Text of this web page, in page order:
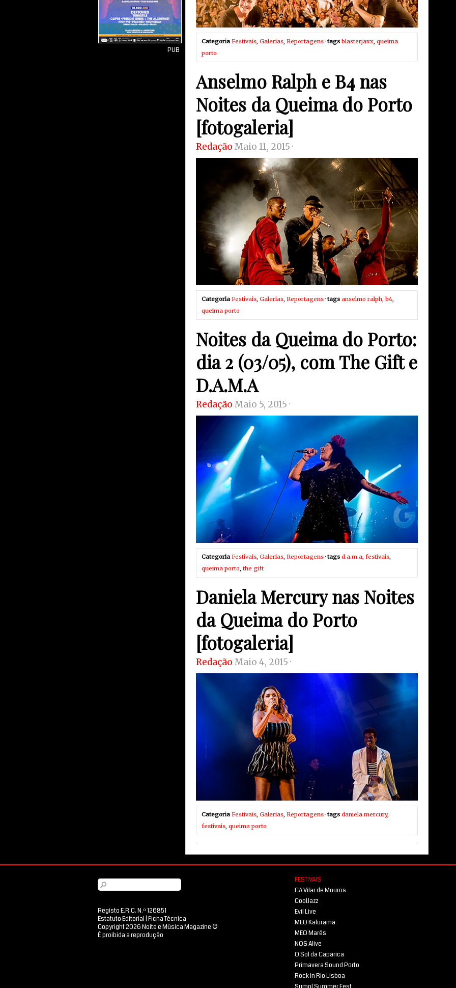
PUB
Categoria Festivais, Galerias, Reportagens· tags blasterjaxx, queima
porto
Anselmo Ralph e B4 nas
Noites da Queima do Porto
[fotogaleria]
Redação Maio 11, 2015 ·
Categoria Festivais, Galerias, Reportagens· tags anselmo ralph, b4,
queima porto
Noites da Queima do Porto:
dia 2 (03/05), com The Gift e
D.A.M.A
Redação Maio 5, 2015 ·
Categoria Festivais, Galerias, Reportagens· tags d.a.m.a, festivais,
queima porto, the gift
Daniela Mercury nas Noites
da Queima do Porto
[fotogaleria]
Redação Maio 4, 2015 ·
Categoria Festivais, Galerias, Reportagens· tags daniela mercury,
festivais, queima porto
Registo E.R.C. N.º 126851
Estatuto Editorial Ficha Técnica
Copyright 2026 Noite e Música Magazine ©
É proibida a reprodução
FESTIVAIS
CA Vilar de Mouros
CoolJazz
Evil Live
MEO Kalorama
MEO Marés
NOS Alive
O Sol da Caparica
Primavera Sound Porto
Rock in Rio Lisboa